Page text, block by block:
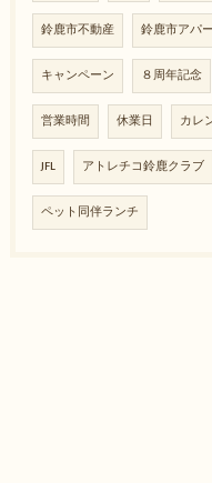
鈴鹿市不動産 鈴鹿市アパ
キャンペーン ８周年記念
営業時間 休業日 カレ
JFL アトレチコ鈴鹿クラブ
ペット同伴ランチ